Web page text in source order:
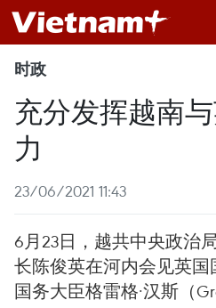
时政
充分发挥越南
力
23/06/2021 11:43
6月23日，越共中央政治
长陈俊英在河内会见英
国务大臣格雷格·汉斯（